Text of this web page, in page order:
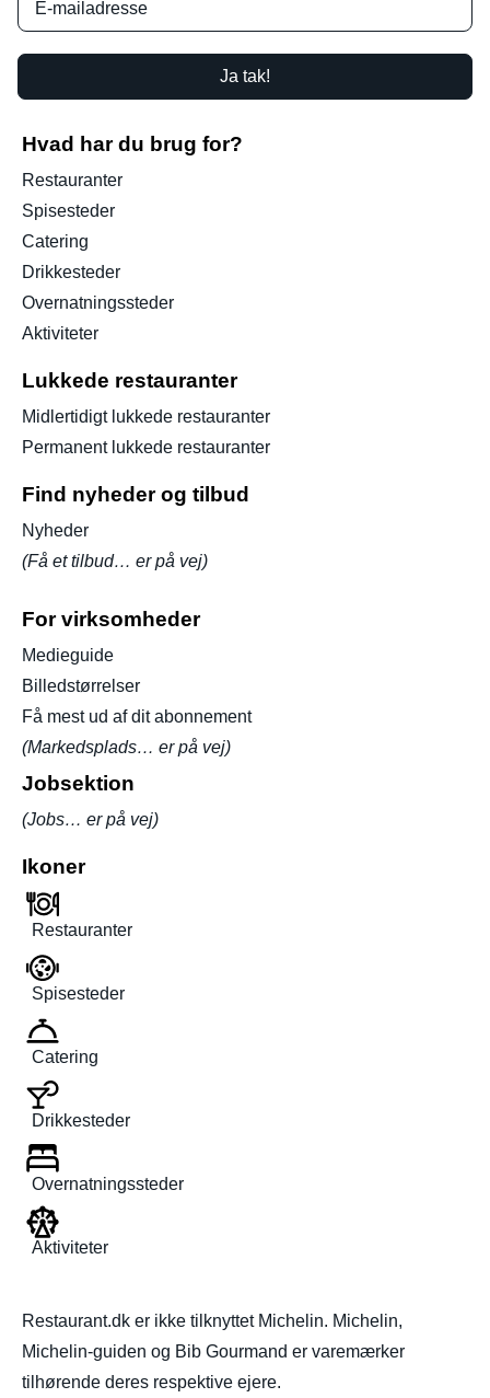
Ja tak!
Hvad har du brug for?
Restauranter
Spisesteder
Catering
Drikkesteder
Overnatningssteder
Aktiviteter
Lukkede restauranter
Midlertidigt lukkede restauranter
Permanent lukkede restauranter
Find nyheder og tilbud
Nyheder
(Få et tilbud… er på vej)
For virksomheder
Medieguide
Billedstørrelser
Få mest ud af dit abonnement
(Markedsplads… er på vej)
Jobsektion
(Jobs… er på vej)
Ikoner
Restauranter
Spisesteder
Catering
Drikkesteder
Overnatningssteder
Aktiviteter
Restaurant.dk er ikke tilknyttet Michelin. Michelin,
Michelin-guiden og Bib Gourmand er varemærker
tilhørende deres respektive ejere.